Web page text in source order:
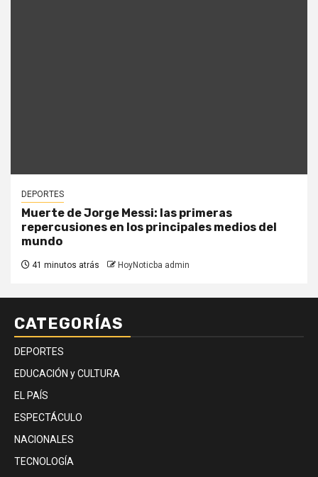
DEPORTES
Muerte de Jorge Messi: las primeras
repercusiones en los principales medios del
mundo
41 minutos atrás HoyNoticba admin
CATEGORÍAS
DEPORTES
EDUCACIÓN y CULTURA
EL PAÍS
ESPECTÁCULO
NACIONALES
TECNOLOGÍA